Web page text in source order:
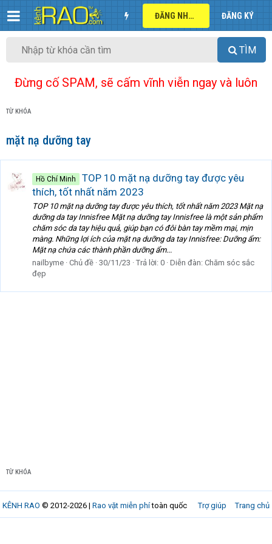
ĐĂNG NHẬP ĐĂNG KÝ
TÌM
Đừng cố SPAM, sẽ cấm vĩnh viễn ngay và luôn
TỪ KHÓA
mặt nạ dưỡng tay
Hồ Chí Minh
TOP 10 mặt nạ dưỡng tay được yêu
thích, tốt nhất năm 2023
TOP 10 mặt nạ dưỡng tay được yêu thích, tốt nhất năm 2023 Mặt nạ
dưỡng da tay Innisfree Mặt nạ dưỡng tay Innisfree là một sản phẩm
chăm sóc da tay hiệu quả, giúp bạn có đôi bàn tay mềm mại, mịn
màng. Những lợi ích của mặt nạ dưỡng da tay Innisfree: Dưỡng ẩm:
Mặt nạ chứa các thành phần dưỡng ẩm...
nailbyme Chủ đề 30/11/23 Trả lời: 0 Diễn đàn: Chăm sóc sắc
đẹp
TỪ KHÓA
Trợ giúp Trang chủ
KÊNH RAO © 2012-2026 | Rao vặt miễn phítoàn quốc